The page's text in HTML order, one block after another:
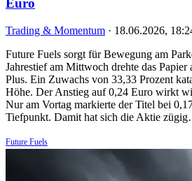
Euro
Trading & Momentum · 18.06.2026,
Future Fuels sorgt für Bewegung am
Jahrestief am Mittwoch drehte das Papier
Plus. Ein Zuwachs von 33,33 Prozent
Höhe. Der Anstieg auf 0,24 Euro wirkt
Nur am Vortag markierte der Titel bei
Tiefpunkt. Damit hat sich die Aktie
Future Fuels